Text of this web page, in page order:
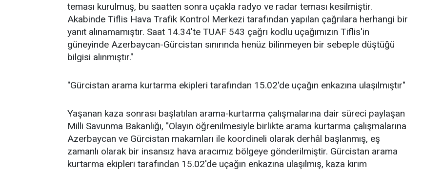
teması kurulmuş, bu saatten sonra uçakla radyo ve radar teması kesilmiştir.
Akabinde Tiflis Hava Trafik Kontrol Merkezi tarafından yapılan çağrılara herhangi bir
yanıt alınamamıştır. Saat 14.34'te TUAF 543 çağrı kodlu uçağımızın Tiflis'in
güneyinde Azerbaycan-Gürcistan sınırında henüz bilinmeyen bir sebeple düştüğü
bilgisi alınmıştır."
"Gürcistan arama kurtarma ekipleri tarafından 15.02'de uçağın enkazına ulaşılmıştır"
Yaşanan kaza sonrası başlatılan arama-kurtarma çalışmalarına dair süreci paylaşan
Milli Savunma Bakanlığı, "Olayın öğrenilmesiyle birlikte arama kurtarma çalışmalarına
Azerbaycan ve Gürcistan makamları ile koordineli olarak derhâl başlanmış, eş
zamanlı olarak bir insansız hava aracımız bölgeye gönderilmiştir. Gürcistan arama
kurtarma ekipleri tarafından 15.02'de uçağın enkazına ulaşılmış, kaza kırım